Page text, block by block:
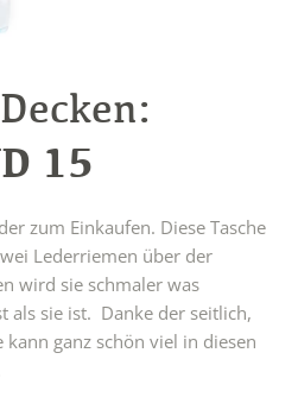
15
zum Einkaufen. Diese Tasche
Lederriemen über der
wird sie schmaler was
als sie ist. Danke der seitlich,
ganz schön viel in diesen